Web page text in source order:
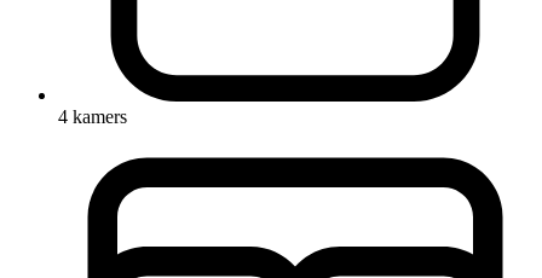
4 kamers